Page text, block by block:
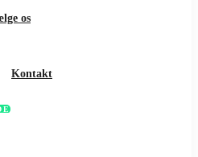
os
Kontakt